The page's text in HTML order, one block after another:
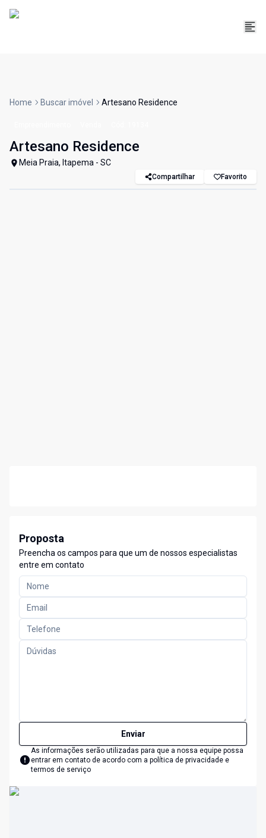
Home Buscar imóvel Artesano Residence
Artesano Residence
Meia Praia, Itapema - SC
Compartilhar Favorito
Proposta
Preencha os campos para que um de nossos especialistas
entre em contato
Enviar
As informações serão utilizadas para que a nossa equipe possa
entrar em contato de acordo com a política de privacidade e
termos de serviço